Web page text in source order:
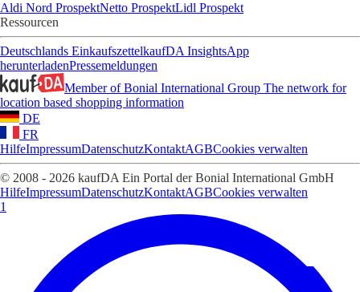
Aldi Nord ProspektNetto ProspektLidl Prospekt
Ressourcen
Deutschlands EinkaufszettelkaufDA InsightsApp
herunterladenPressemeldungen
Member of Bonial International Group The network for
location based shopping information
DE
FR
HilfeImpressumDatenschutzKontaktAGBCookies verwalten
© 2008 - 2026 kaufDA Ein Portal der Bonial International GmbH
HilfeImpressumDatenschutzKontaktAGBCookies verwalten
1